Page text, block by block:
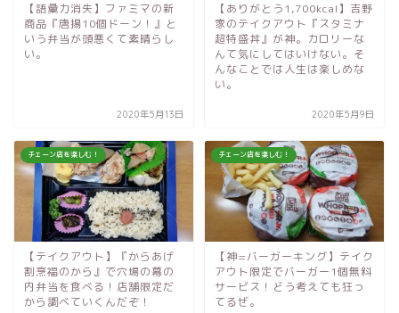
【語彙力消失】ファミマの新
商品『唐揚10個ドーン！』と
いう弁当が頭悪くて素晴らし
い。
2020年5月13日
【ありがとう1,700kcal】吉野
家のテイクアウト『スタミナ
超特盛丼』が神。カロリーな
んて気にしてはいけない。そ
んなことでは人生は楽しめな
い。
2020年5月9日
チェーン店を楽しむ！
【テイクアウト】『からあげ
割烹福のから』で穴場の幕の
内弁当を食べる！店舗限定だ
から調べていくんだぞ！
チェーン店を楽しむ！
【神=バーガーキング】テイク
アウト限定でバーガー1個無料
サービス！どう考えても狂っ
てるぜ。